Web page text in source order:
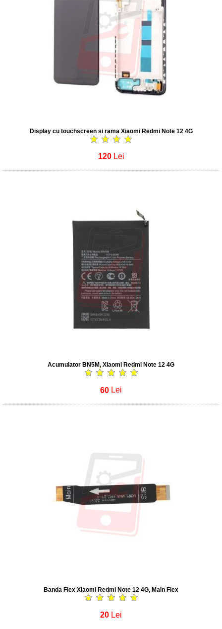
Display cu touchscreen si rama Xiaomi Redmi Note 12 4G
120 Lei
Acumulator BN5M, Xiaomi Redmi Note 12 4G
60 Lei
Banda Flex Xiaomi Redmi Note 12 4G, Main Flex
20 Lei